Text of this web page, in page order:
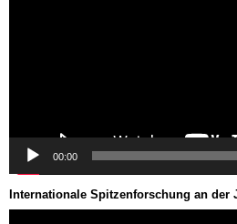
00:00
Internationale Spitzenforschung an der